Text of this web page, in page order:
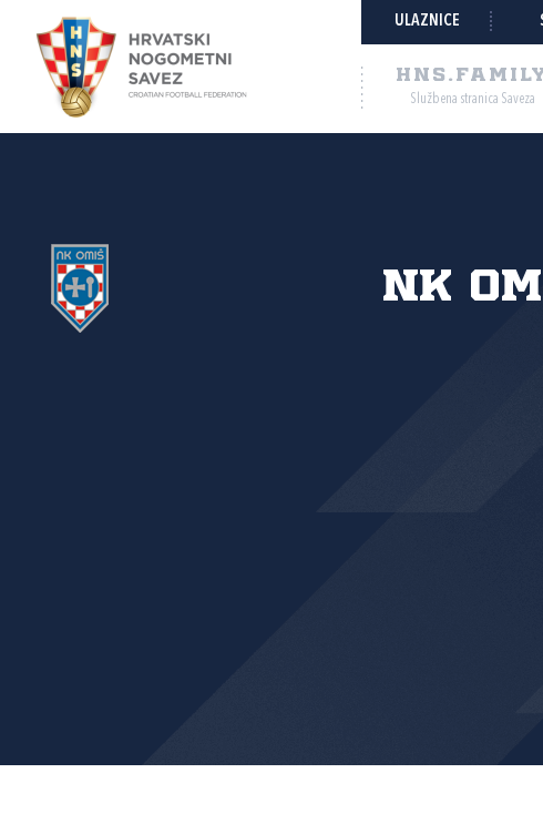
ULAZNICE
Službena stranica Saveza
NK